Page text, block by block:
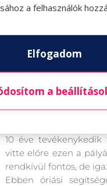
10 éve
vitte előre ezen a
rendkívül fontos, de
Ebben óriási
a felhasználók
Elfogadom
a